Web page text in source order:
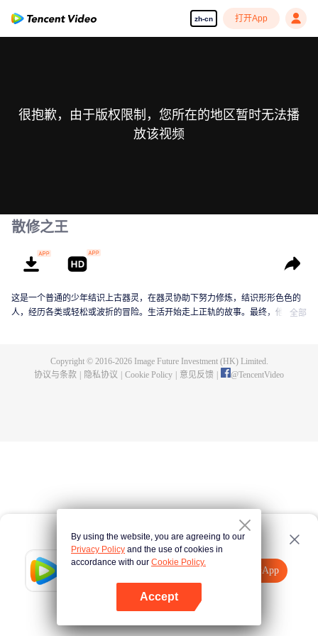
zh-cn 打开App
Tencent Video
打开App
点击此处
很抱歉，由于版权限制，您所在的地区暂时无法播
放该视频
散修之王
这是一个普通的少年结识上古器灵，在器灵协助下努力修炼，结识形形色色的
人，经历各类或轻松或波折的冒险。生活开始走上正轨的故事。最终，他将成
全部
Copyright © 2016-2026Image Future Investment (HK) Limited.
协议与条款
隐私协议 Cookie Policy 意见反馈 @TencentVideo
By using the website, you are agreeing to our
Privacy Policy and the use of cookies in
accordance with our Cookie Policy.
Accept